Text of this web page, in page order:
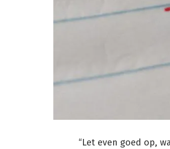
“Let even goed op,